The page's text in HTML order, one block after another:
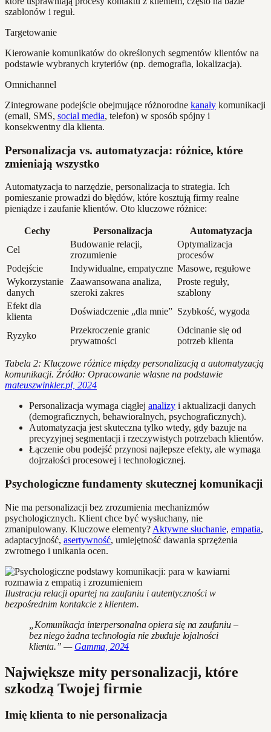
szablonów i reguł.
Targetowanie
Kierowanie komunikatów do określonych segmentów klientów na
podstawie wybranych kryteriów (np. demografia, lokalizacja).
Omnichannel
Zintegrowane podejście obejmujące różnorodne kanały komunikacji
(email, SMS, social media, telefon) w sposób spójny i
konsekwentny dla klienta.
Personalizacja vs. automatyzacja: różnice, które
zmieniają wszystko
Automatyzacja to narzędzie, personalizacja to strategia. Ich
pomieszanie prowadzi do błędów, które kosztują firmy realne
pieniądze i zaufanie klientów. Oto kluczowe różnice:
Cechy Personalizacja
Automatyzacja
Cel
Budowanie relacji,
zrozumienie
Optymalizacja
procesów
Podejście
Indywidualne, empatyczne Masowe, regułowe
Wykorzystanie
danych
Zaawansowana analiza,
szeroki zakres
Proste reguły,
szablony
Efekt dla
klienta
Doświadczenie „dla mnie” Szybkość, wygoda
Ryzyko
Przekroczenie granic
prywatności
Odcinanie się od
potrzeb klienta
Tabela 2: Kluczowe różnice między personalizacją a automatyzacją
komunikacji. Źródło: Opracowanie własne na podstawie
mateuszwinkler.pl, 2024
Personalizacja wymaga ciągłej analizy i aktualizacji danych
(demograficznych, behawioralnych, psychograficznych).
Automatyzacja jest skuteczna tylko wtedy, gdy bazuje na
precyzyjnej segmentacji i rzeczywistych potrzebach klientów.
Łączenie obu podejść przynosi najlepsze efekty, ale wymaga
dojrzałości procesowej i technologicznej.
Psychologiczne fundamenty skutecznej komunikacji
Nie ma personalizacji bez zrozumienia mechanizmów
psychologicznych. Klient chce być wysłuchany, nie
zmanipulowany. Kluczowe elementy? Aktywne słuchanie, empatia,
adaptacyjność, asertywność, umiejętność dawania sprzężenia
zwrotnego i unikania ocen.
Ilustracja relacji opartej na zaufaniu i autentyczności w
bezpośrednim kontakcie z klientem.
„Komunikacja interpersonalna opiera się na zaufaniu –
bez niego żadna technologia nie zbuduje lojalności
klienta.” — Gamma, 2024
Największe mity personalizacji, które
szkodzą Twojej firmie
Imię klienta to nie personalizacja